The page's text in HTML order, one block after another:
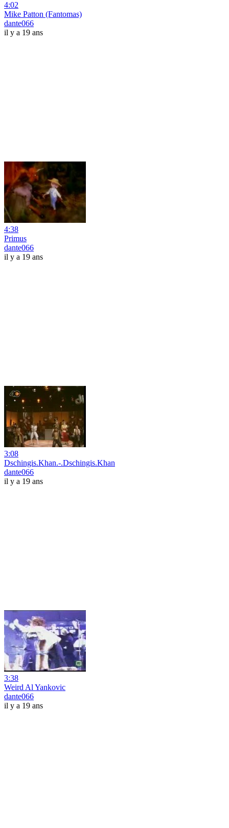
4:02
Mike Patton (Fantomas)
dante066
il y a 19 ans
4:38
Primus
dante066
il y a 19 ans
3:08
Dschingis.Khan.-.Dschingis.Khan
dante066
il y a 19 ans
3:38
Weird Al Yankovic
dante066
il y a 19 ans